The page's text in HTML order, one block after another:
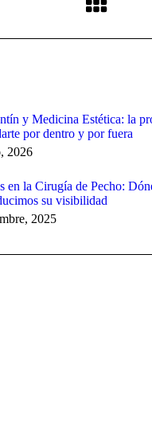
y Medicina Estética: la
por dentro y por fuera
2026
en la Cirugía de Pecho:
su visibilidad
2025